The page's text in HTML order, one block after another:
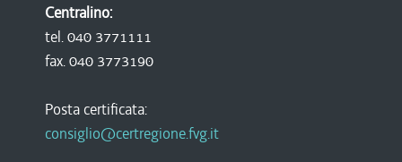
Centralino:
tel. 040 3771111
fax. 040 3773190
Posta certificata:
consiglio@certregione.fvg.it